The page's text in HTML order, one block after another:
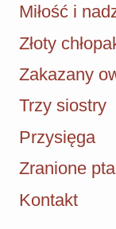
Miłość i
Złoty
Zakazany
Trzy siostry
Przysięga
Zranione
Kontakt